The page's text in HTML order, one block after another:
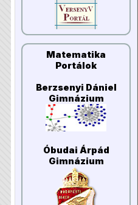
Matematika
Portálok
Berzsenyi Dániel
Gimnázium
Óbudai Árpád
Gimnázium